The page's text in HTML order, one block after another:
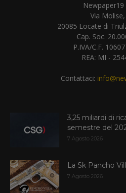
Newpaper19
Via
20085 Locate di
Cap. Soc.
P.IVA/C.F.
REA: MI -
Contattaci:
3,25 miliardi di
semestre del
7 Agosto 2026
La Sk Pancho
7 Agosto 2026